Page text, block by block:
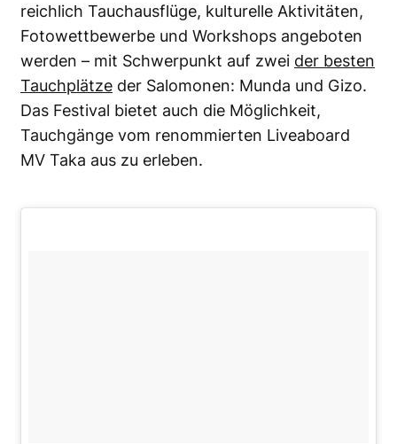
reichlich Tauchausflüge, kulturelle Aktivitäten,
Fotowettbewerbe und Workshops angeboten
werden – mit Schwerpunkt auf zwei der besten
Tauchplätze der Salomonen: Munda und Gizo.
Das Festival bietet auch die Möglichkeit,
Tauchgänge vom renommierten Liveaboard
MV Taka aus zu erleben.